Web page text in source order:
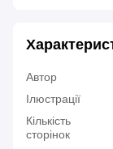
Автор
Ілюстрації
Кількість
сторінок